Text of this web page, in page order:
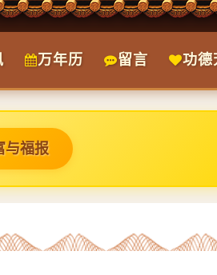
万年历 留言 功德
与福报